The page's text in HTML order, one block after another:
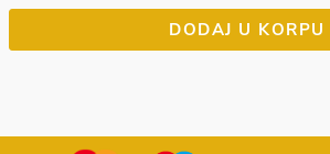
DODAJ U KORPU